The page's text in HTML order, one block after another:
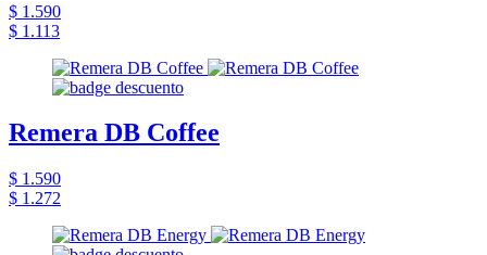
$ 1.590
$ 1.113
Remera DB Coffee
$ 1.590
$ 1.272